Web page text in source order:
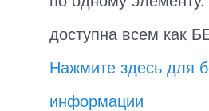
доступна всем как
Нажмите здесь для
информации